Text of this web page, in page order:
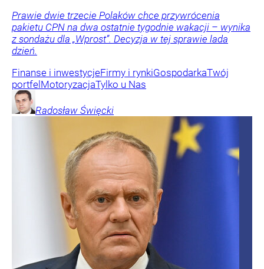
Prawie dwie trzecie Polaków chce przywrócenia
pakietu CPN na dwa ostatnie tygodnie wakacji – wynika
z sondażu dla „Wprost”. Decyzja w tej sprawie lada
dzień.
Finanse i inwestycjeFirmy i rynkiGospodarkaTwój
portfelMotoryzacjaTylko u Nas
Radosław Święcki